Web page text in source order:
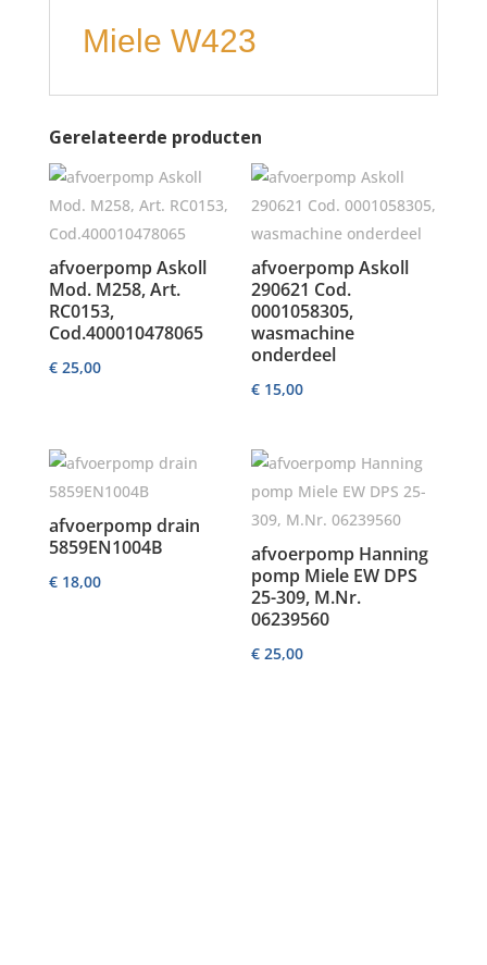
Miele W423
Gerelateerde producten
afvoerpomp Askoll
Mod. M258, Art.
RC0153,
Cod.400010478065
€25,00
afvoerpomp Askoll
290621 Cod.
0001058305,
wasmachine
onderdeel
€ 15,00
afvoerpomp drain
5859EN1004B
€18,00
afvoerpomp Hanning
pomp Miele EW DPS
25-309, M.Nr.
06239560
€ 25,00